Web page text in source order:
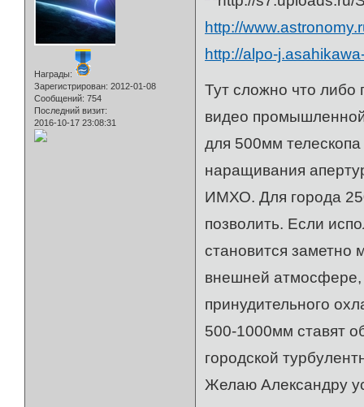
Награды:
Зарегистрирован: 2012-01-08
Сообщений: 754
Последний визит:
2016-10-17 23:08:31
http://
http://alpo-
Тут сложно что либо
видео
для 500мм
наращивания
ИМХО. Для города
позволить. Если
становится заметно
внешней атмосфере,
принудительного
500-1000мм ставят
городской
Желаю Александру